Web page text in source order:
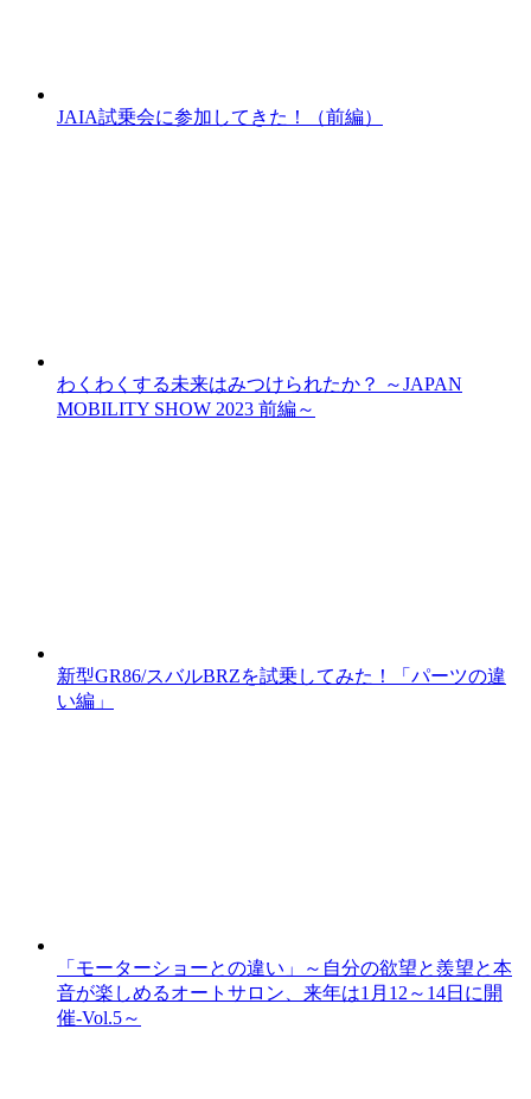
JAIA試乗会に参加してきた！（前編）
わくわくする未来はみつけられたか？ ～JAPAN
MOBILITY SHOW 2023 前編～
新型GR86/スバルBRZを試乗してみた！「パーツの違
い編」
「モーターショーとの違い」～自分の欲望と羨望と本
音が楽しめるオートサロン、来年は1月12～14日に開
催-Vol.5～